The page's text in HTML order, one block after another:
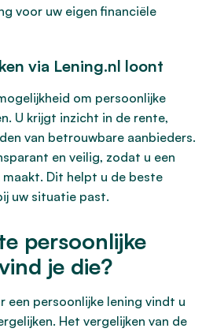
voor uw eigen financiële
via Lening.nl loont
om persoonlijke
U krijgt inzicht in de rente,
van betrouwbare aanbieders.
en veilig, zodat u een
Dit helpt u de beste
uw situatie past.
persoonlijke
je die?
een persoonlijke lening vindt u
Het vergelijken van de